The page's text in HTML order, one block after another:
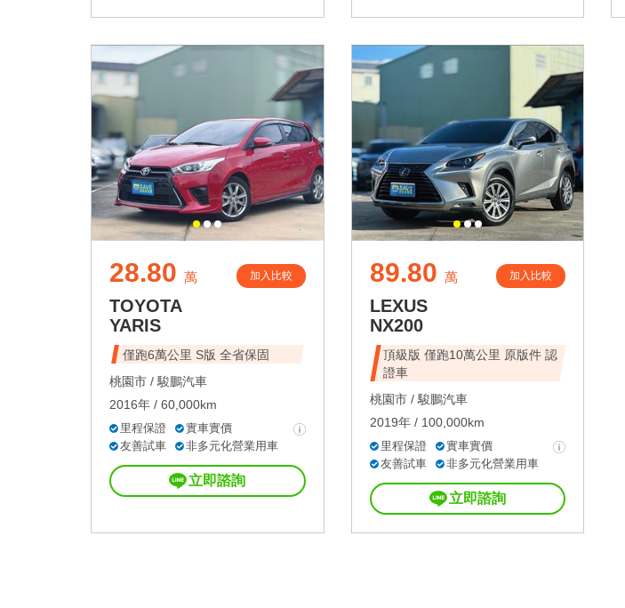
28.80 萬 加入比較
TOYOTA
YARIS
僅跑6萬公里 S版 全省保固
桃園市 / 駿鵬汽車
2016年 / 60,000km
里程保證
實車實價
友善試車
非多元化營業用車
立即諮詢
89.80 萬 加入比較
LEXUS
NX200
頂級版 僅跑10萬公里 原版件 認
證車
桃園市 / 駿鵬汽車
2019年 / 100,000km
里程保證
實車實價
友善試車
非多元化營業用車
立即諮詢